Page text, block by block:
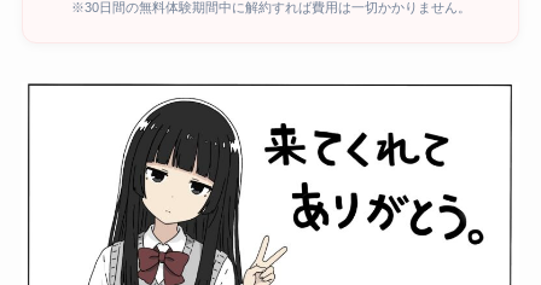
※30日間の無料体験期間中に解約すれば費用は一切かかりません。